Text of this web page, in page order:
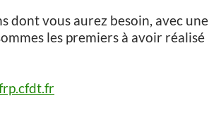
dont vous aurez besoin, avec une
les premiers à avoir réalisé